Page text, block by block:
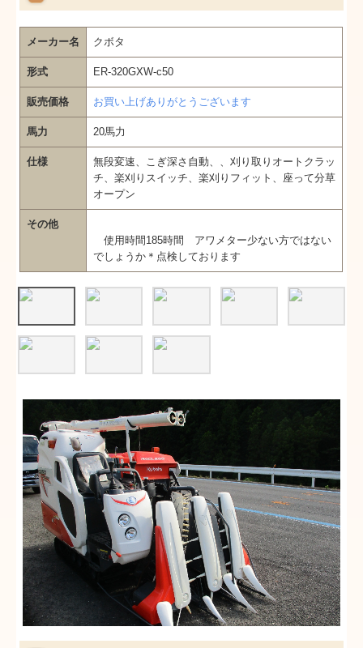
メーカー名 クボタ
形式 ER-320GXW-c50
販売価格 お買い上げありがとうございます
馬力 20馬力
仕様
無段変速、こぎ深さ自動、、刈り取りオートクラッ
チ、楽刈りスイッチ、楽刈りフィット、座って分草
オープン
その他
使用時間185時間 アワメター少ない方ではない
でしょうか＊点検しております